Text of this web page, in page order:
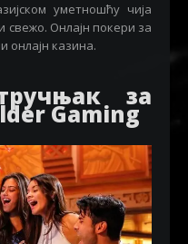
уметношћу чија
свежо. Онлајн покери за
онлајн казина.
за
Gaming